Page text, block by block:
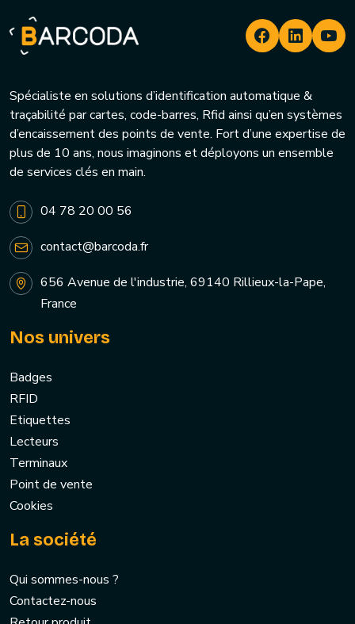
Spécialiste en solutions d’identification automatique &
traçabilité par cartes, code-barres, Rfid ainsi qu’en systèmes
d’encaissement des points de vente. Fort d’une expertise de
plus de 10 ans, nous imaginons et déployons un ensemble
de services clés en main.
04 78 20 00 56
contact@barcoda.fr
656 Avenue de l'industrie, 69140 Rillieux-la-Pape,
France
Nos univers
Badges
RFID
Etiquettes
Lecteurs
Terminaux
Point de vente
Cookies
La société
Qui sommes-nous ?
Contactez-nous